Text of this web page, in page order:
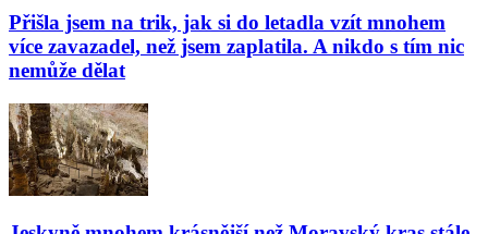
Přišla jsem na trik, jak si do letadla vzít mnohem
více zavazadel, než jsem zaplatila. A nikdo s tím nic
nemůže dělat